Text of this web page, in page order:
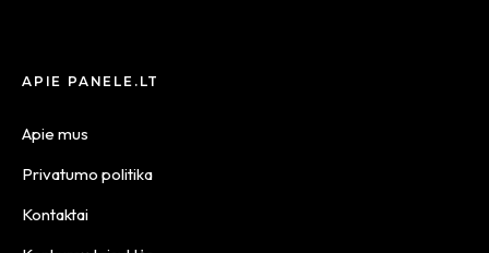
APIE PANELE.LT
Apie mus
Privatumo politika
Kontaktai